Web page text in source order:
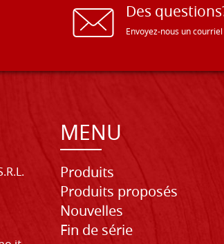
Des
Envoyez-nous un courriel
MENU
Produits
Produits proposés
Nouvelles
Fin de série